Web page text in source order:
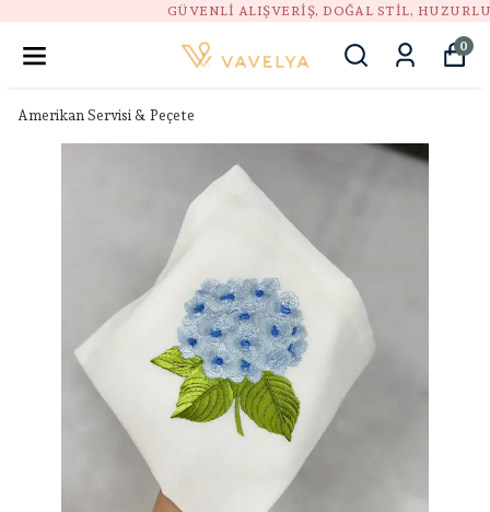
GÜVENLI ALIŞVERIŞ, DOĞAL STIL, HUZURLU EV.
0
Amerikan Servisi & Peçete